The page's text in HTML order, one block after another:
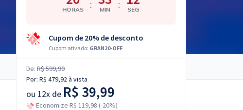
HORAS : MIN : SEG
Cupom de 20% de desconto
Cupom ativado: GRAN20-OFF
De: R$ 599,90
Por: R$ 479,92à vista
ou 12x de R$ 39,99
Economize R$ 119,98 (-20%)